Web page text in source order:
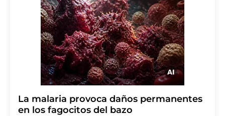
La malaria provoca daños permanentes
en los fagocitos del bazo